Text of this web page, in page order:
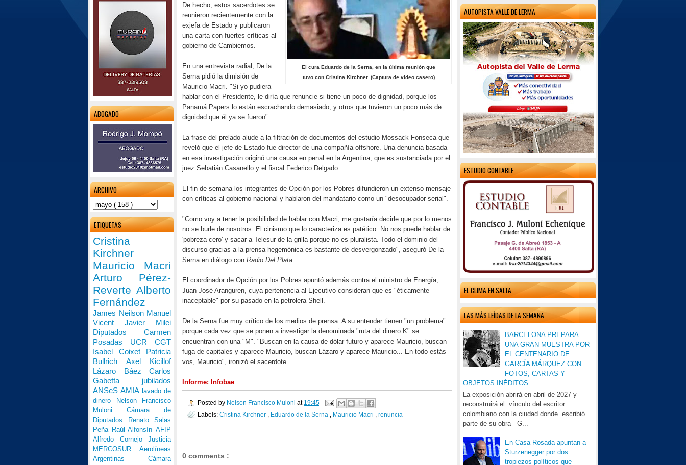
AUTOPISTA VALLE DE LERMA
ESTUDIO CONTABLE
EL CLIMA EN SALTA
LAS MÁS LEÍDAS DE LA SEMANA
BARCELONA PREPARA
UNA GRAN MUESTRA POR
EL CENTENARIO DE
GARCÍA MÁRQUEZ CON
FOTOS, CARTAS Y
OBJETOS INÉDITOS
La exposición abrirá en abril de 2027 y
reconstruirá el vínculo del escritor
colombiano con la ciudad donde escribió
parte de su obra G...
En Casa Rosada apuntan a
Sturzenegger por dos
tropiezos políticos que
El cura Eduardo de la Serna, en la última reunión que
tuvo con Cristina Kirchner. (Captura de video casero)
De hecho, estos sacerdotes se
reunieron recientemente con la
exjefa de Estado y publicaron
una carta con fuertes críticas al
gobierno de Cambiemos.
En una entrevista radial, De la
Serna pidió la dimisión de
Mauricio Macri. "Si yo pudiera
hablar con el Presidente, le diría que renuncie si tiene un poco de dignidad, porque los
Panamá Papers lo están escrachando demasiado, y otros que tuvieron un poco más de
dignidad que él ya se fueron".
La frase del prelado alude a la filtración de documentos del estudio Mossack Fonseca que
reveló que el jefe de Estado fue director de una compañía offshore. Una denuncia basada
en esa investigación originó una causa en penal en la Argentina, que es sustanciada por el
juez Sebatián Casanello y el fiscal Federico Delgado.
El fin de semana los integrantes de Opción por los Pobres difundieron un extenso mensaje
con críticas al gobierno nacional y hablaron del mandatario como un "desocupador serial".
"Como voy a tener la posibilidad de hablar con Macri, me gustaría decirle que por lo menos
no se burle de nosotros. El cinismo que lo caracteriza es patético. No nos puede hablar de
'pobreza cero' y sacar a Telesur de la grilla porque no es pluralista. Todo el dominio del
discurso gracias a la prensa hegemónica es bastante de desvergonzado", aseguró De la
Serna en diálogo con Radio Del Plata
El coordinador de Opción por los Pobres apuntó además contra el ministro de Energía,
Juan José Aranguren, cuya pertenencia al Ejecutivo consideran que es "éticamente
inaceptable" por su pasado en la petrolera Shell.
De la Serna fue muy crítico de los medios de prensa. A su entender tienen "un problema"
porque cada vez que se ponen a investigar la denominada "ruta del dinero K" se
encuentran con una "M". "Buscan en la causa de dólar futuro y aparece Mauricio, buscan
fuga de capitales y aparece Mauricio, buscan Lázaro y aparece Mauricio... En todo estás
vos, Mauricio", ironizó el sacerdote.
Informe: Infobae
Posted by Nelson Francisco Muloni at 19:45
Labels: Cristina Kirchner Eduardo de la Serna Mauricio Macri renuncia
0 comments :
ABOGADO
ARCHIVO
ETIQUETAS
Cristina
Kirchner
Mauricio Macri
Arturo Pérez-
Reverte Alberto
Fernández
James Neilson Manuel
Vicent Javier Milei
Diputados Carmen
Posadas UCR CGT
Isabel Coixet Patricia
Bullrich Axel Kicillof
Lázaro Báez Carlos
Gabetta jubilados
ANSeSAMIA lavado de
dinero
Nelson Francisco
Muloni Cámara de
Diputados
Renato Salas
Peña Raúl AlfonsínAFIP
Alfredo Cornejo Justicia
MERCOSUR Aerolíneas
Argentinas Cámara